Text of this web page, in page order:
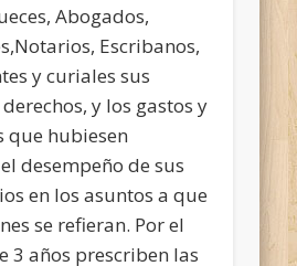
Abogados,
Escribanos,
y curiales sus
y los gastos y
que hubiesen
desempeño de sus
en los asuntos a que
se refieran. Por el
3 años prescriben las